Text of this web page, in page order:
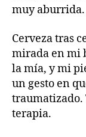
muy aburrida.
Cerveza tras
mirada en mi
la mía, y mi
un gesto en
traumatizado.
terapia.